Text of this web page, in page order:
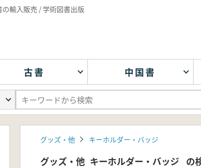
輸入販売 / 学術図書出版
古書 中国書
グッズ・他 キーホルダー・バッジ
グッズ・他 キーホルダー・バッジ の